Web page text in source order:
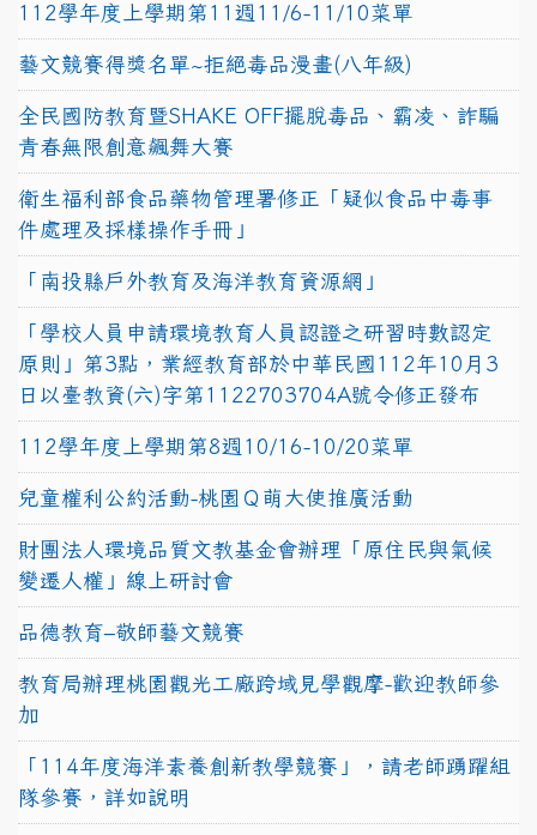
112學年度上學期第11週11/6-11/10菜單
藝文競賽得獎名單~拒絕毒品漫畫(八年級)
全民國防教育暨SHAKE OFF擺脫毒品、霸凌、詐騙
青春無限創意飆舞大賽
衛生福利部食品藥物管理署修正「疑似食品中毒事
件處理及採樣操作手冊」
「南投縣戶外教育及海洋教育資源網」
「學校人員申請環境教育人員認證之研習時數認定
原則」第3點，業經教育部於中華民國112年10月3
日以臺教資(六)字第1122703704A號令修正發布
112學年度上學期第8週10/16-10/20菜單
兒童權利公約活動-桃園Ｑ萌大使推廣活動
財團法人環境品質文教基金會辦理「原住民與氣候
變遷人權」線上研討會
品德教育–敬師藝文競賽
教育局辦理桃園觀光工廠跨域見學觀摩-歡迎教師參
加
「114年度海洋素養創新教學競賽」，請老師踴躍組
隊參賽，詳如說明